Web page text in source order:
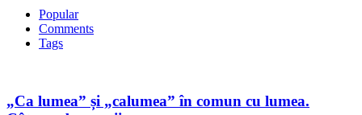
Popular
Comments
Tags
„Ca lumea” și „calumea” în comun cu lumea.